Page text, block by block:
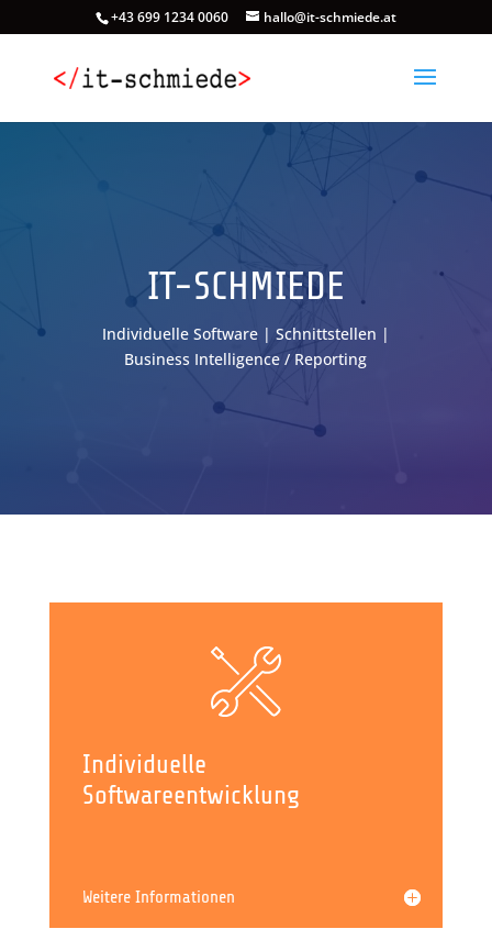
+43 699 1234 0060 hallo@it-schmiede.at
IT-SCHMIEDE
Individuelle Software | Schnittstellen |
Business Intelligence / Reporting
Individuelle
Softwareentwicklung
Weitere Informationen